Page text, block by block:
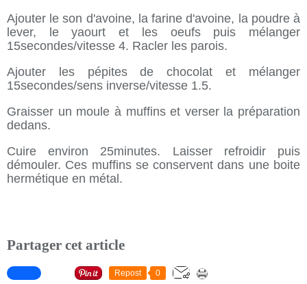
Ajouter le son d'avoine, la farine d'avoine, la poudre à
lever, le yaourt et les oeufs puis mélanger
15secondes/vitesse 4. Racler les parois.
Ajouter les pépites de chocolat et mélanger
15secondes/sens inverse/vitesse 1.5.
Graisser un moule à muffins et verser la préparation
dedans.
Cuire environ 25minutes. Laisser refroidir puis
démouler. Ces muffins se conservent dans une boite
hermétique en métal.
Partager cet article
Repost 0